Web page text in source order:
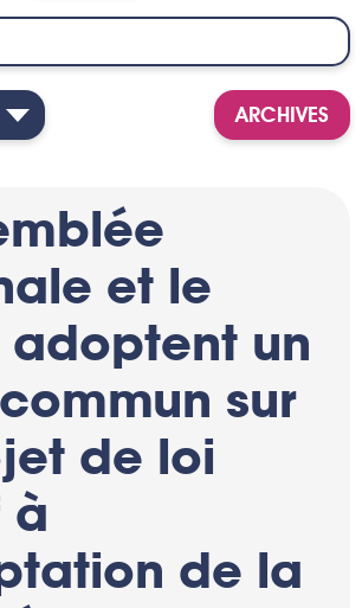
ARCHIVES
et le
adoptent un
sur
de loi
à
de la